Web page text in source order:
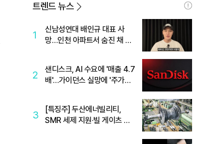
트렌드 뉴스
1
신남성연대 배인규 대표 사
망…인천 아파트서 숨진 채 발
2
샌디스크, AI 수요에 '매출 4.7
배'…가이던스 실망에 '주가는
3
[특징주] 두산에너빌리티,
SMR 세제 지원·빌 게이츠 방